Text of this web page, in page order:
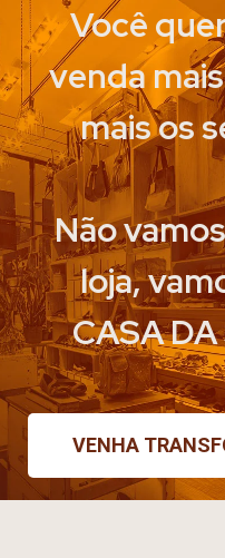
Você
venda
mais os
Não
loja,
CASA
VENHA